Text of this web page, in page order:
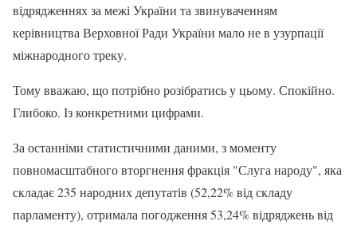
відрядженнях за межі України та звинуваченням
керівництва Верховної Ради України мало не в узурпації
міжнародного треку.
Тому вважаю, що потрібно розібратись у цьому. Спокійно.
Глибоко. Із конкретними цифрами.
За останніми статистичними даними, з моменту
повномасштабного вторгнення фракція "Слуга народу", яка
складає 235 народних депутатів (52,22% від складу
парламенту), отримала погодження 53,24% відряджень від